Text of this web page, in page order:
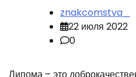
znakcomstva_
22 июля 2022
0